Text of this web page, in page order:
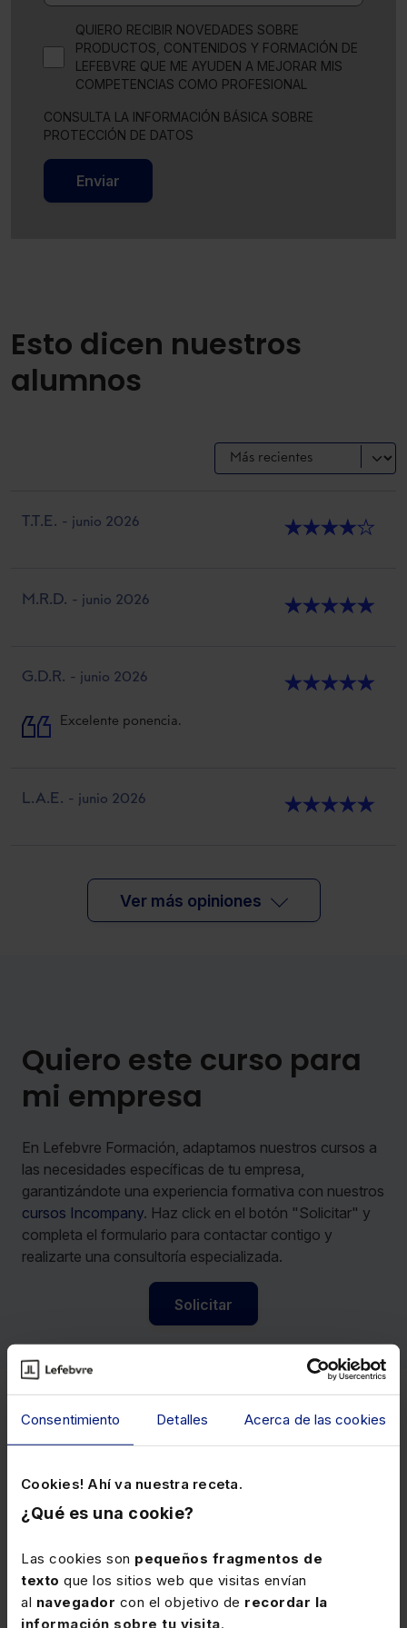
Consentimiento Detalles Acerca de las cookies
Cookies! Ahí va nuestra receta.
¿Qué es una cookie?
Las cookies son pequeños fragmentos de
texto que los sitios web que visitas envían
al navegador con el objetivo de recordar la
información sobre tu visita.
QUIERO RECIBIR NOVEDADES SOBRE
PRODUCTOS, CONTENIDOS Y FORMACIÓN DE
LEFEBVRE QUE ME AYUDEN A MEJORAR MIS
COMPETENCIAS COMO PROFESIONAL
CONSULTA LA INFORMACIÓN BÁSICA SOBRE
PROTECCIÓN DE DATOS
Enviar
Esto dicen nuestros
alumnos
T.T.E. - junio 2026 ★★★★★
M.R.D. - junio 2026 ★★★★★
G.D.R. - junio 2026 ★★★★★
Excelente ponencia.
L.A.E. - junio 2026 ★★★★★
Ver más opiniones
Quiero este curso para
mi empresa
En Lefebvre Formación, adaptamos nuestros cursos a
las necesidades específicas de tu empresa,
garantizándote una experiencia formativa con nuestros
cursos Incompany. Haz click en el botón "Solicitar" y
completa el formulario para contactar contigo y
realizarte una consultoría especializada.
Solicitar
Cursos relacionados
Descubre cuáles son los cursos más demandados por
nuestros clientes de entre todos los que tenemos